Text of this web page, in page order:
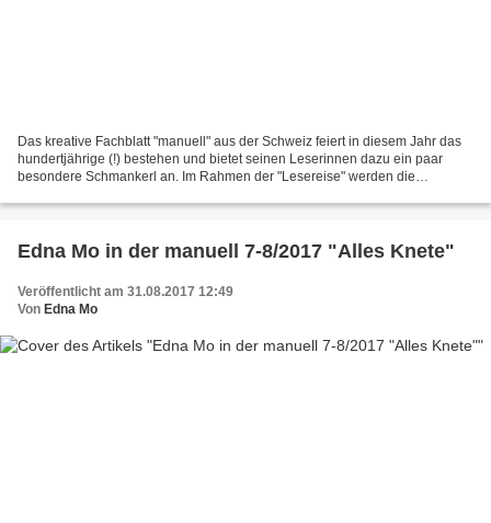
Das kreative Fachblatt "manuell" aus der Schweiz feiert in diesem Jahr das
hundertjährige (!) bestehen und bietet seinen Leserinnen dazu ein paar
besondere Schmankerl an. Im Rahmen der "Lesereise" werden die
Edna Mo in der manuell 7-8/2017 "Alles Knete"
Veröffentlicht am 31.08.2017 12:49
Von Edna Mo